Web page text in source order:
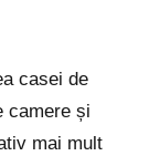
casei de
camere și
mai mult